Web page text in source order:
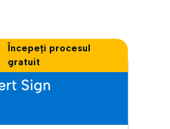
Începeți procesul
gratuit